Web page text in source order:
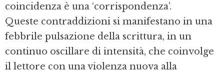
coincidenza è una ‘corrispondenza’.
Queste contraddizioni si manifestano in una
febbrile pulsazione della scrittura, in un
continuo oscillare di intensità, che coinvolge
il lettore con una violenza nuova alla